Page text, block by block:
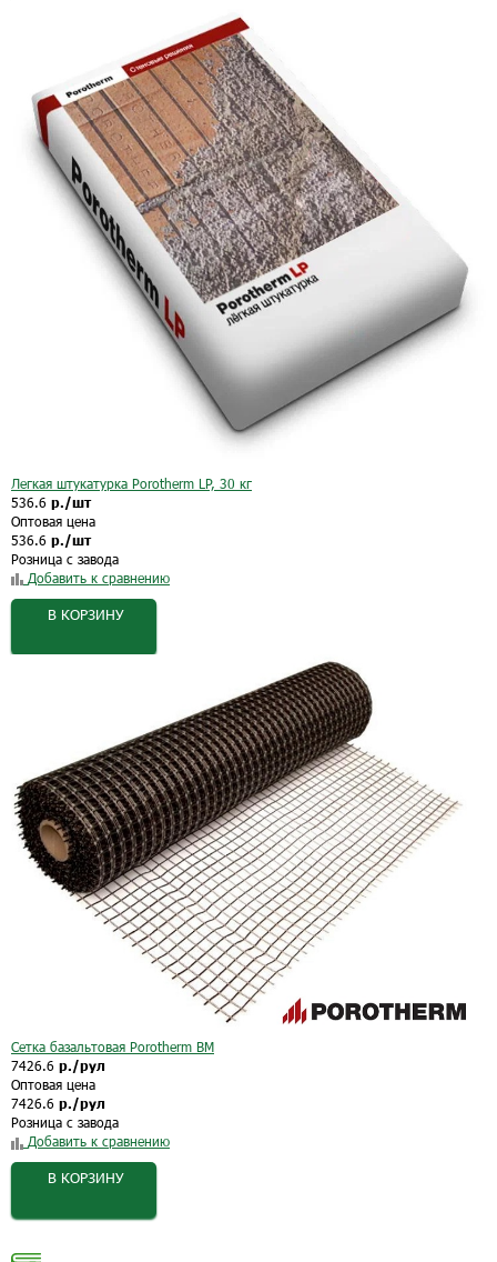
Легкая штукатурка Porotherm LP, 30 кг
536.6 р./шт
Оптовая цена
536.6 р./шт
Розница с завода
Добавить к сравнению
В КОРЗИНУ
Сетка базальтовая Porotherm BM
7426.6 р./рул
Оптовая цена
7426.6 р./рул
Розница с завода
Добавить к сравнению
В КОРЗИНУ